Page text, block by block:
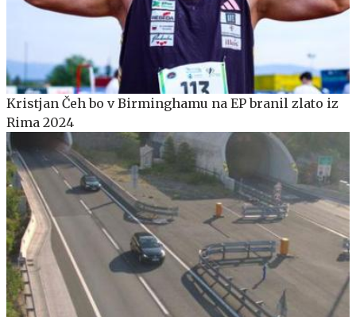
Kristjan Čeh bo v Birminghamu na EP branil zlato iz
Rima 2024